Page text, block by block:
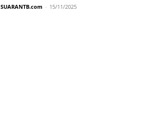
SUARANTB.com - 15/11/2025